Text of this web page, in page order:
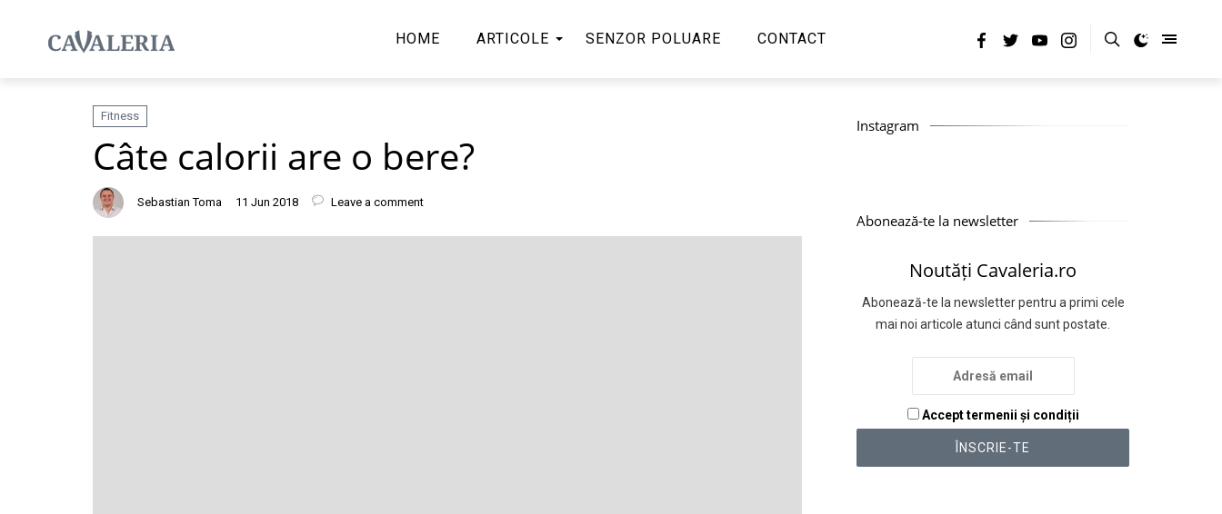
HOME ARTICOLE SENZOR POLUARE CONTACT
Fitness
Câte calorii are o bere?
Sebastian Toma 11 Jun 2018 Leave a comment
Instagram
Abonează-te la newsletter
Noutăți Cavaleria.ro
Abonează-te la newsletter pentru a primi cele
mai noi articole atunci când sunt postate.
Accept termenii și condiții